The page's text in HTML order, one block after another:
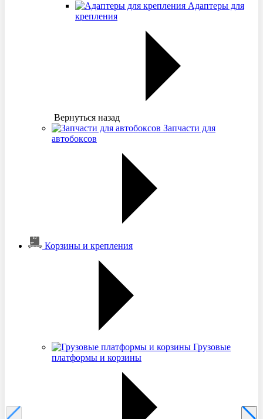
Адаптеры для
крепления
Вернуться назад
Запчасти для
автобоксов
Корзины и крепления
Грузовые
платформы и корзины